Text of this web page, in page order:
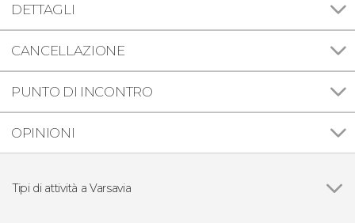
DETTAGLI
CANCELLAZIONE
PUNTO DI INCONTRO
OPINIONI
Tipi di attività a Varsavia